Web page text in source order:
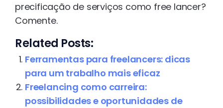
precificação de serviços como free lancer?
Comente.
Related Posts:
Ferramentas para freelancers: dicas
para um trabalho mais eficaz
Freelancing como carreira:
possibilidades e oportunidades de